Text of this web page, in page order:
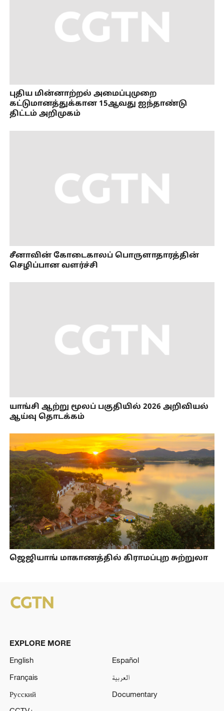
புதிய மின்னாற்றல் அமைப்புமுறை
கட்டுமானத்துக்கான 15ஆவது ஐந்தாண்டு
திட்டம் அறிமுகம்
சீனாவின் கோடைகாலப் பொருளாதாரத்தின்
செழிப்பான வளர்ச்சி
யாங்சி ஆற்று மூலப் பகுதியில் 2026 அறிவியல்
ஆய்வு தொடக்கம்
ஜெஜியாங் மாகாணத்தில் கிராமப்புற சுற்றுலா
EXPLORE MORE
English
Español
Français
العربية
Русский
Documentary